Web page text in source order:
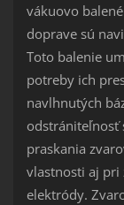
vákuovo
doprave sú
Toto balenie
potreby ich
navlhnutých
odstrániteľnosť
praskania
vlastnosti aj pri
elektródy.